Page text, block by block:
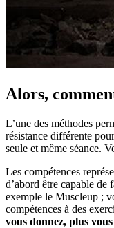
Alors,
L’une des méthodes
résistance différente
seule et même séance.
Les compétences
d’abord être capable
exemple le Muscleup ;
compétences à des
vous donnez, plus